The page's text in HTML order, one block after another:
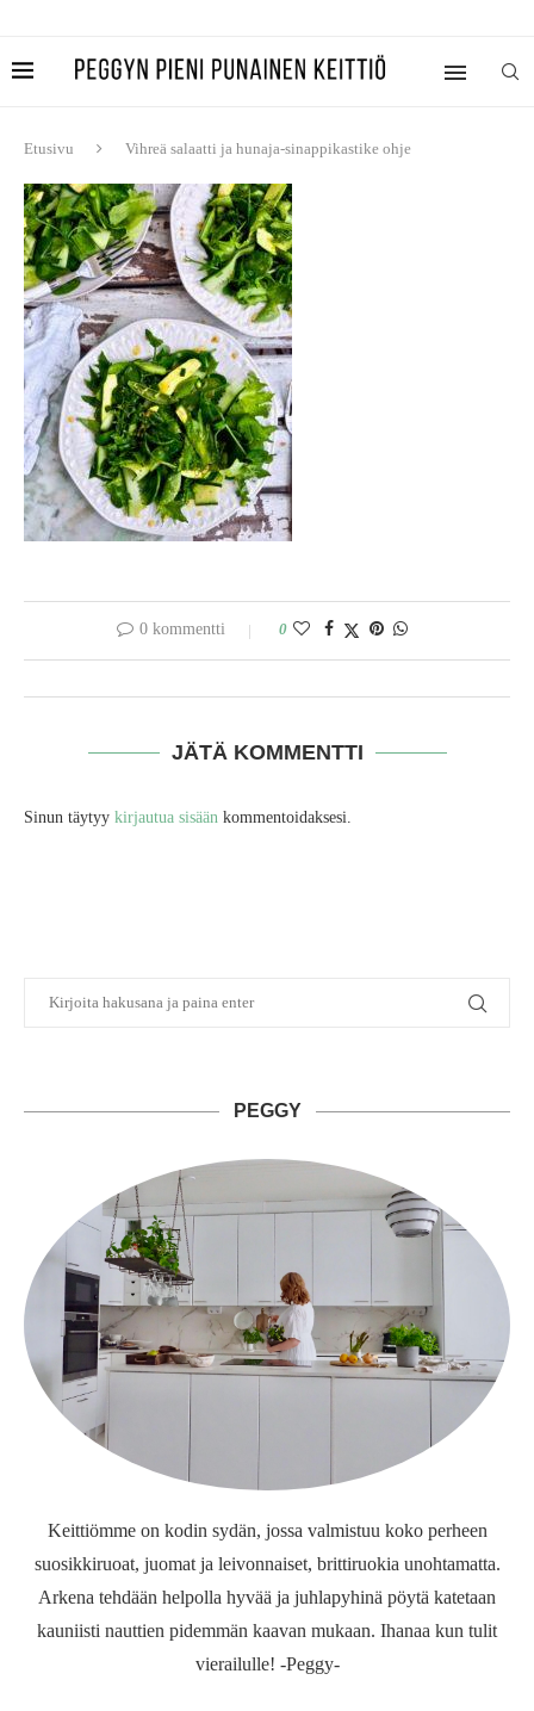
Etusivu Vihreä salaatti ja hunaja-sinappikastike ohje
0 kommentti 0
JÄTÄ KOMMENTTI
Sinun täytyy kirjautua sisään kommentoidaksesi.
PEGGY
Keittiömme on kodin sydän, jossa valmistuu koko perheen
suosikkiruoat, juomat ja leivonnaiset, brittiruokia unohtamatta.
Arkena tehdään helpolla hyvää ja juhlapyhinä pöytä katetaan
kauniisti nauttien pidemmän kaavan mukaan. Ihanaa kun tulit
vierailulle! -Peggy-